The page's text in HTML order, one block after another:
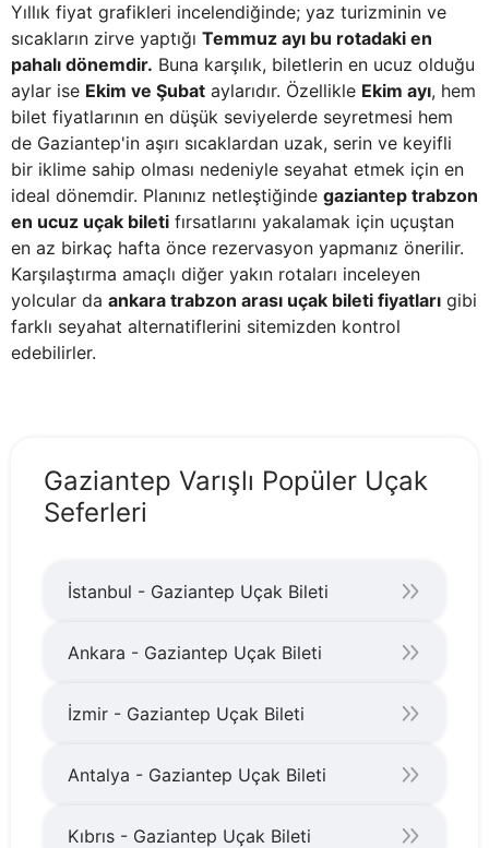
Yıllık fiyat grafikleri incelendiğinde; yaz turizminin ve
sıcakların zirve yaptığı Temmuz ayı bu rotadaki en
pahalı dönemdir. Buna karşılık, biletlerin en ucuz olduğu
aylar ise Ekim ve Şubat aylarıdır. Özellikle Ekim ayı, hem
bilet fiyatlarının en düşük seviyelerde seyretmesi hem
de Gaziantep'in aşırı sıcaklardan uzak, serin ve keyifli
bir iklime sahip olması nedeniyle seyahat etmek için en
ideal dönemdir. Planınız netleştiğinde gaziantep trabzon
en ucuz uçak bileti fırsatlarını yakalamak için uçuştan
en az birkaç hafta önce rezervasyon yapmanız önerilir.
Karşılaştırma amaçlı diğer yakın rotaları inceleyen
yolcular da ankara trabzon arası uçak bileti fiyatları gibi
farklı seyahat alternatiflerini sitemizden kontrol
edebilirler.
Gaziantep Varışlı Popüler Uçak
Seferleri
İstanbul - Gaziantep Uçak Bileti
Ankara - Gaziantep Uçak Bileti
İzmir - Gaziantep Uçak Bileti
Antalya - Gaziantep Uçak Bileti
Kıbrıs - Gaziantep Uçak Bileti